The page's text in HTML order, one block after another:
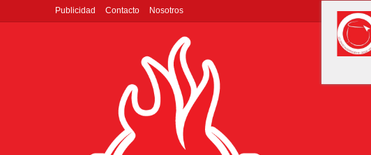
Publicidad Contacto Nosotros